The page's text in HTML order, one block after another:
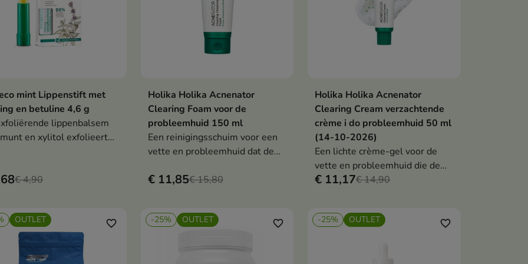
 In winkelwagen
mint Lippenstift met
en betuline 4,6 g
lippenbalsem
en xylitol exfolieert
van gescheurde
€ 4,90
In winkelwagen
Holika Holika Acnenator
Clearing Foam voor de
probleemhuid 150 ml
Een reinigingsschuim voor een
vette en probleemhuid dat de
onzuiverheden vermindert en de
€ 11,85€ 15,80
In winkelwagen
Holika Holika Acnenator
Clearing Cream verzachtende
crème i do probleemhuid 50 ml
(14-10-2026)
Een lichte crème-gel voor de
vette en probleemhuid die de
talgproductie reguleert,
huid kalmeert.
€ 11,17€ 14,90
OUTLET favorite_border -25% OUTLET favorite_border -25% OUTLET favorite_border